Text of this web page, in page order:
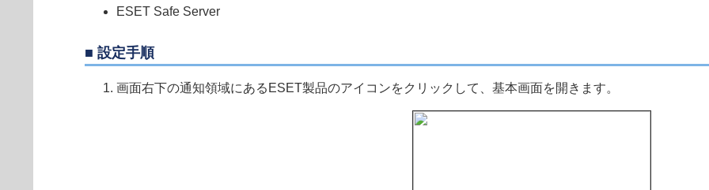
ESET Safe Server
■ 設定手順
画面右下の通知領域にあるESET製品のアイコンをクリックして、基本画面を開きます。